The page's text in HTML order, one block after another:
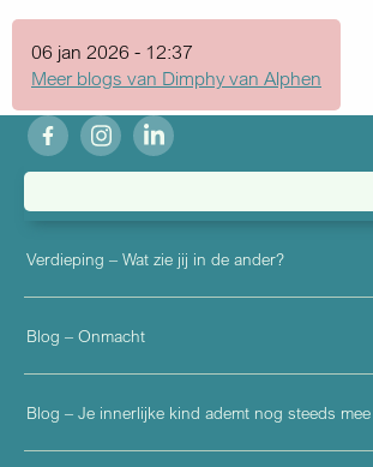
06 jan 2026 - 12:37
Meer blogs van Dimphy van Alphen
fb ig in
Verdieping – Wat zie jij in de ander?
Blog – Onmacht
Blog – Je innerlijke kind ademt nog steeds mee